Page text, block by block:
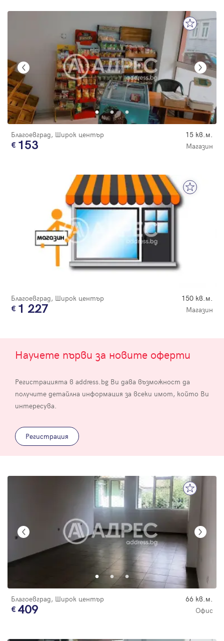
Благоевград, Широк център 15 кв.м.
153 Магазин
Благоевград, Широк център 150 кв.м.
1 227 Магазин
Научете първи за новите оферти
Регистрацията в address.bg Ви дава възможност да
получите детайлна информация за всеки имот, който Ви
интересува.
Регистрация
Благоевград, Широк център 66 кв.м.
409 Офис